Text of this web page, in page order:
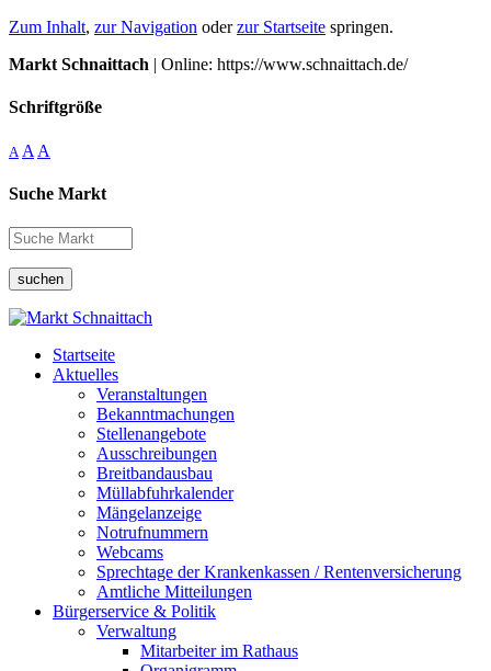
Zum Inhalt, zur Navigation oderzur Startseite springen.
Markt Schnaittach | Online: https://www.schnaittach.de/
Schriftgröße
A A A
Suche Markt
suchen
Startseite
Aktuelles
Veranstaltungen
Bekanntmachungen
Stellenangebote
Ausschreibungen
Breitbandausbau
Müllabfuhrkalender
Mängelanzeige
Notrufnummern
Webcams
Sprechtage der Krankenkassen / Rentenversicherung
Amtliche Mitteilungen
Bürgerservice & Politik
Verwaltung
Mitarbeiter im Rathaus